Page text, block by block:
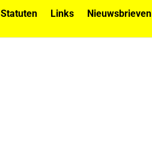
Statuten Links Nieuwsbrieven